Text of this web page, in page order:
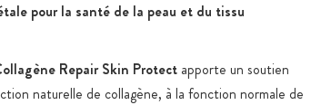
pour la santé de la peau et du tissu
Repair Skin Protect apporte un soutien
naturelle de collagène, à la fonction normale de